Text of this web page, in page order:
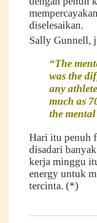
diselesaikan.
Sally Gunnell,
“The
was the
any
much as
the mental
Hari itu penuh
disadari
kerja minggu
energy untuk
tercinta. (*)